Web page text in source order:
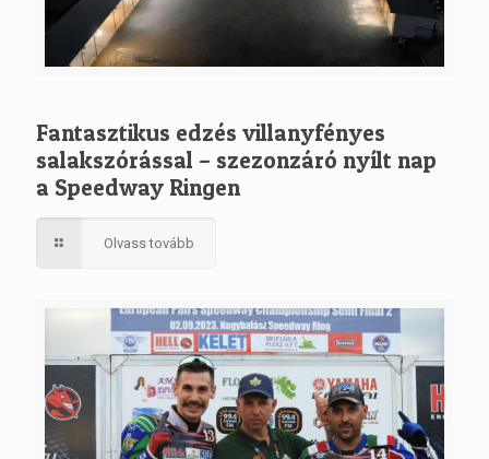
Fantasztikus edzés villanyfényes
salakszórással – szezonzáró nyílt nap
a Speedway Ringen
Olvass tovább